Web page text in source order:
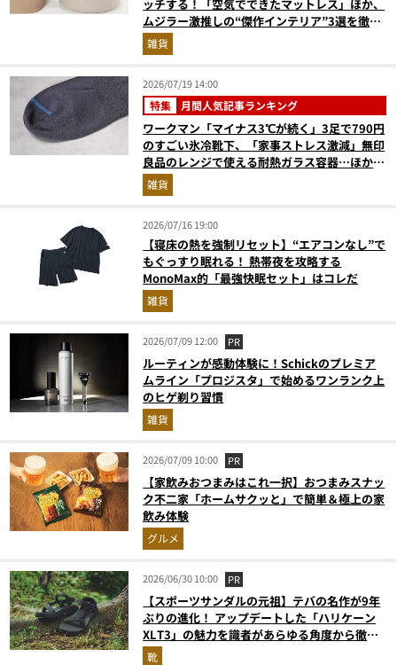
ッチする！「空気でできたマットレス」ほか、
ムジラー激推しの“傑作インテリア”3選を徹底
解説
雑貨
2026/07/19 14:00
特集 月間人気記事ランキング
ワークマン「マイナス3℃が続く」3足で790円
のすごい氷冷靴下、「家事ストレス激減」無印
良品のレンジで使える耐熱ガラス容器…ほか
【便利グッズの人気記事ランキングベスト3】
（2026年6月版）
雑貨
2026/07/16 19:00
【寝床の熱を強制リセット】“エアコンなし”で
もぐっすり眠れる！ 熱帯夜を攻略する
MonoMax的「最強快眠セット」はコレだ
雑貨
2026/07/09 12:00 PR
ルーティンが感動体験に！Schickのプレミア
ムライン「プロジスタ」で始めるワンランク上
のヒゲ剃り習慣
雑貨
2026/07/09 10:00 PR
【家飲みおつまみはこれ一択】おつまみスナッ
ク不二家「ホームサクッと」で簡単＆極上の家
飲み体験
グルメ
2026/06/30 10:00 PR
【スポーツサンダルの元祖】テバの名作が9年
ぶりの進化！ アップデートした「ハリケーン
XLT3」の魅力を識者があらゆる角度から徹底
解説！
靴